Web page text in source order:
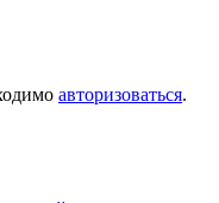
авторизоваться.